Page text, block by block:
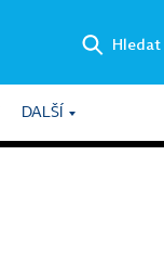
Hledat
DALŠÍ